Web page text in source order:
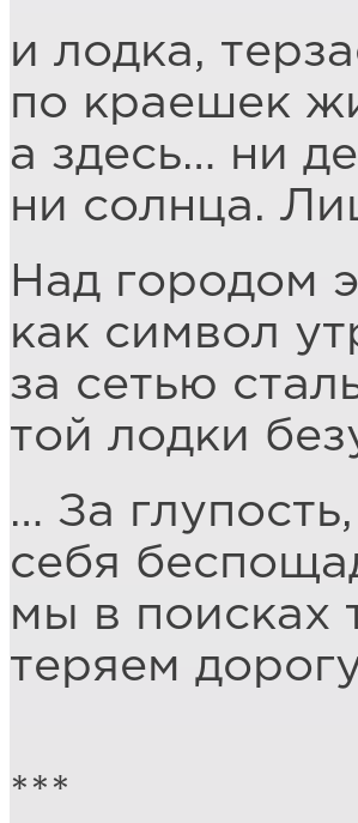
и лодка,
по краешек
а здесь… ни
ни солнца.
Над городом
как символ
за сетью
той лодки
… За
себя
мы в поисках
теряем
***